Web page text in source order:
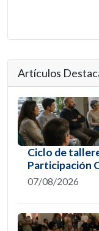
Artículos
Ciclo de
Participación
07/08/2026